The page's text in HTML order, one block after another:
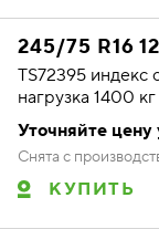
245/75 R16
TS72395 индекс
нагрузка 1400 кг
Уточняйте цену
Снята с
КУПИТЬ